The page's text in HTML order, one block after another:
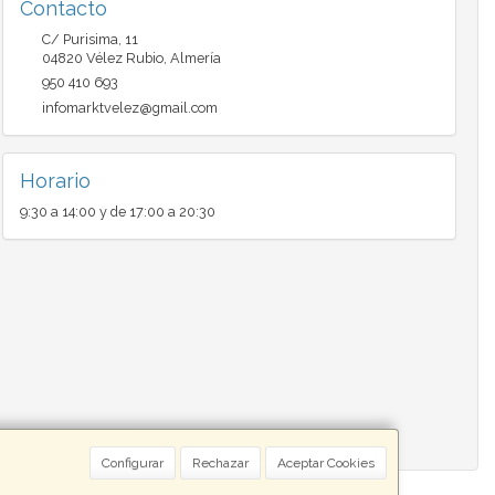
Configurar Rechazar Aceptar Cookies
Contacto
C/ Purisima, 11
04820 Vélez Rubio, Almería
950 410 693
infomarktvelez@gmail.com
Horario
9:30 a 14:00 y de 17:00 a 20:30